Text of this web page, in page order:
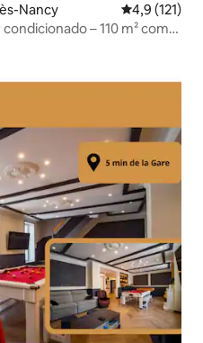
Nancy 4,9 de uma
4,9 (121)
– 110 m² com